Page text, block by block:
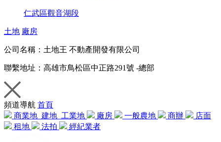
仁武區觀音湖段
土地 廠房
公司名稱： 土地王 不動產開發有限公司
聯繫地址： 高雄市鳥松區中正路291號 -總部
頻道導航 首頁
商業地 建地 工業地 廠房 一般農地 商辦
店面
租地
法拍 經紀業者